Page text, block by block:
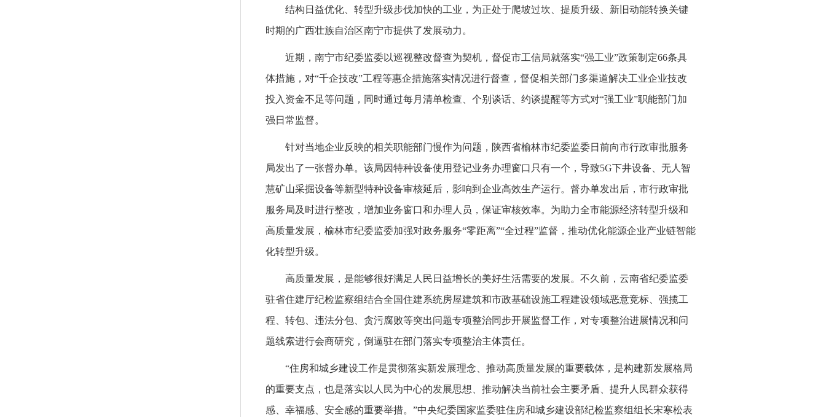
结构日益优化、转型升级步伐加快的工业，为正处于爬坡过坎、提质升级、新旧动能转换关键
时期的广西壮族自治区南宁市提供了发展动力。
近期，南宁市纪委监委以巡视整改督查为契机，督促市工信局就落实“强工业”政策制定66条具
体措施，对“千企技改”工程等惠企措施落实情况进行督查，督促相关部门多渠道解决工业企业技改
投入资金不足等问题，同时通过每月清单检查、个别谈话、约谈提醒等方式对“强工业”职能部门加
强日常监督。
针对当地企业反映的相关职能部门慢作为问题，陕西省榆林市纪委监委日前向市行政审批服务
局发出了一张督办单。该局因特种设备使用登记业务办理窗口只有一个，导致5G下井设备、无人智
慧矿山采掘设备等新型特种设备审核延后，影响到企业高效生产运行。督办单发出后，市行政审批
服务局及时进行整改，增加业务窗口和办理人员，保证审核效率。为助力全市能源经济转型升级和
高质量发展，榆林市纪委监委加强对政务服务“零距离”“全过程”监督，推动优化能源企业产业链智能
化转型升级。
高质量发展，是能够很好满足人民日益增长的美好生活需要的发展。不久前，云南省纪委监委
驻省住建厅纪检监察组结合全国住建系统房屋建筑和市政基础设施工程建设领域恶意竞标、强揽工
程、转包、违法分包、贪污腐败等突出问题专项整治同步开展监督工作，对专项整治进展情况和问
题线索进行会商研究，倒逼驻在部门落实专项整治主体责任。
“住房和城乡建设工作是贯彻落实新发展理念、推动高质量发展的重要载体，是构建新发展格局
的重要支点，也是落实以人民为中心的发展思想、推动解决当前社会主要矛盾、提升人民群众获得
感、幸福感、安全感的重要举措。”中央纪委国家监委驻住房和城乡建设部纪检监察组组长宋寒松表